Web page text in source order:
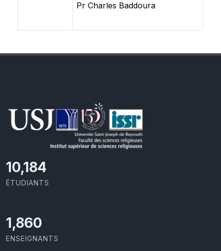
Pr Charles Baddoura
10,801
ÉTUDIANTS
1,973
ENSEIGNANTS